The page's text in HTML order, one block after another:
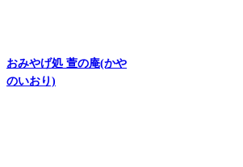
おみやげ処 萱の庵(かや
のいおり)